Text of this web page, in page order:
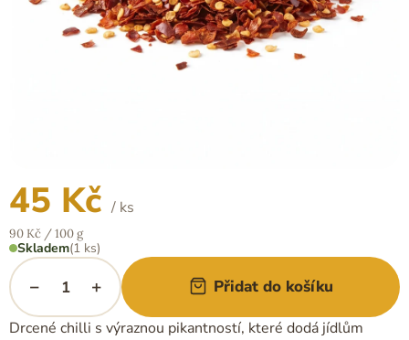
45 Kč / ks
Měrná
cena:
90 Kč / 100 g
Skladem(1 ks)
+
− Přidat do košíku
Drcené chilli s výraznou pikantností, které dodá jídlům